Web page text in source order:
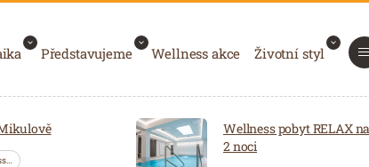
Představujeme Wellness akce Životní styl
Wellness pobyt RELAX na
2 noci